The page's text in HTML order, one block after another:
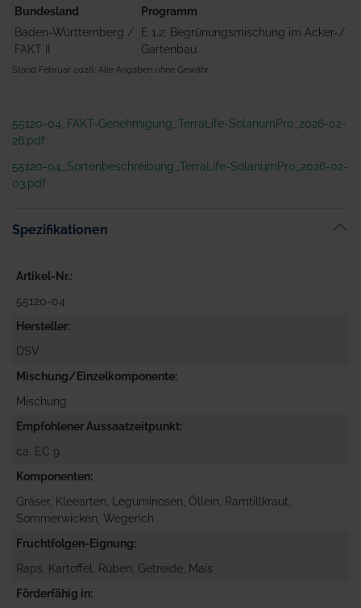
Bundesland
Programm
Baden-Württemberg /
FAKT II
E 1.2: Begrünungsmischung im Acker-/
Gartenbau
Stand Februar 2026: Alle Angaben ohne Gewähr
55120-04_FAKT-Genehmigung_TerraLife-SolanumPro_2026-02-
26.pdf
55120-04_Sortenbeschreibung_TerraLife-SolanumPro_2026-02-
03.pdf
Spezifikationen
Artikel-Nr.
55120-04
Hersteller
DSV
Mischung/Einzelkomponente
Mischung
Empfohlener Aussaatzeitpunkt
ca. EC 9
Komponenten
Gräser, Kleearten, Leguminosen, Öllein, Ramtillkraut,
Sommerwicken, Wegerich
Fruchtfolgen-Eignung
Raps, Kartoffel, Rüben, Getreide, Mais
Förderfähig in